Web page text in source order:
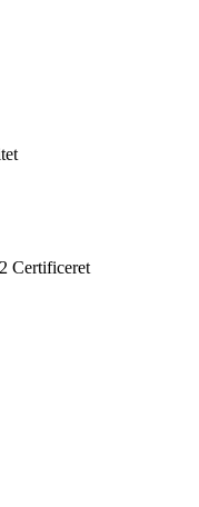
Certificeret